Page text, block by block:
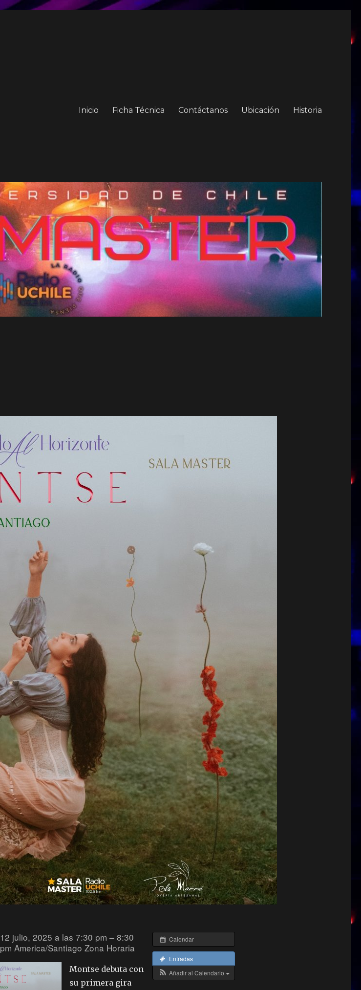
Inicio Ficha Técnica Contáctanos Ubicación Historia
Calendar
Entradas
Añadir al Calendario
12 julio, 2025 a las 7:30 pm – 8:30
pmAmerica/Santiago Zona Horaria
Montse debuta con
su primera gira